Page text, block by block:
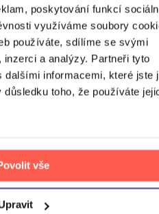
poskytování funkcí
využíváme soubory
používáte, sdílíme se svými
a analýzy. Partneři tyto
dalšími informacemi, které jste
toho, že používáte
vše
CHCETE
JEŠTĚ
VÍCE
E-MAIL.
Přihlaste se k
odběru našeho
newsletteru, ať